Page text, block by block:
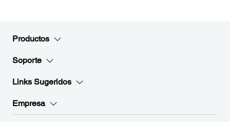
Productos
Soporte
Links Sugeridos
Empresa